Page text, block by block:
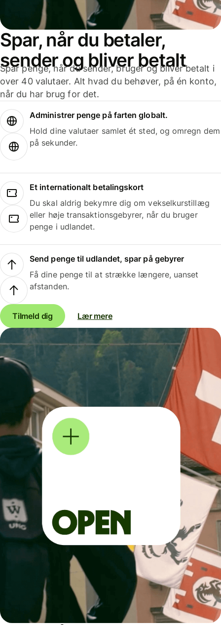
Spar, når du betaler,
sender og bliver betalt
Spar penge, når du sender, bruger og bliver betalt i
over 40 valutaer. Alt hvad du behøver, på én konto,
når du har brug for det.
Administrer penge på farten globalt.
Hold dine valutaer samlet ét sted, og omregn dem
på sekunder.
Et internationalt betalingskort
Du skal aldrig bekymre dig om vekselkurstillæg
eller høje transaktionsgebyrer, når du bruger
penge i udlandet.
Send penge til udlandet, spar på gebyrer
Få dine penge til at strække længere, uanset
afstanden.
Tilmeld dig Lær mere